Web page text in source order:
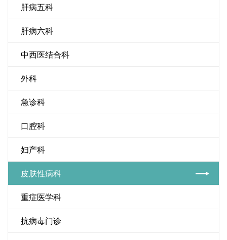
肝病五科
肝病六科
中西医结合科
外科
急诊科
口腔科
妇产科
皮肤性病科
重症医学科
抗病毒门诊